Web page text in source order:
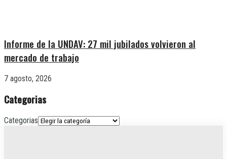
Informe de la UNDAV: 27 mil jubilados volvieron al
mercado de trabajo
7 agosto, 2026
Categorias
Categorias